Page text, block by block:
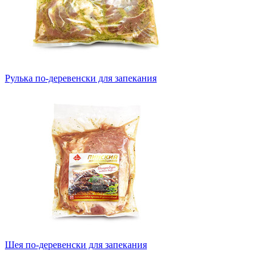
Рулька по-деревенски для запекания
Шея по-деревенски для запекания